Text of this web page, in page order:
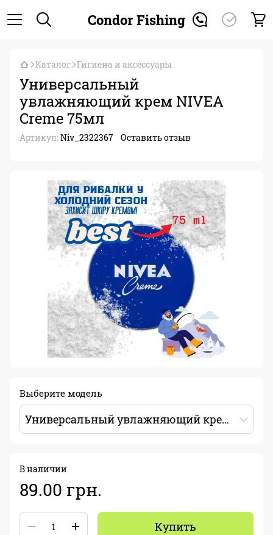
Condor Fishing
Каталог Гигиена и аксессуары
Универсальный
увлажняющий крем NIVEA
Creme 75мл
Артикул:Niv_2322367 Оставить отзыв
Выберите модель
Универсальный увлажняющий крем NIVEA Creme 75мл
В наличии
89.00 грн.
Купить